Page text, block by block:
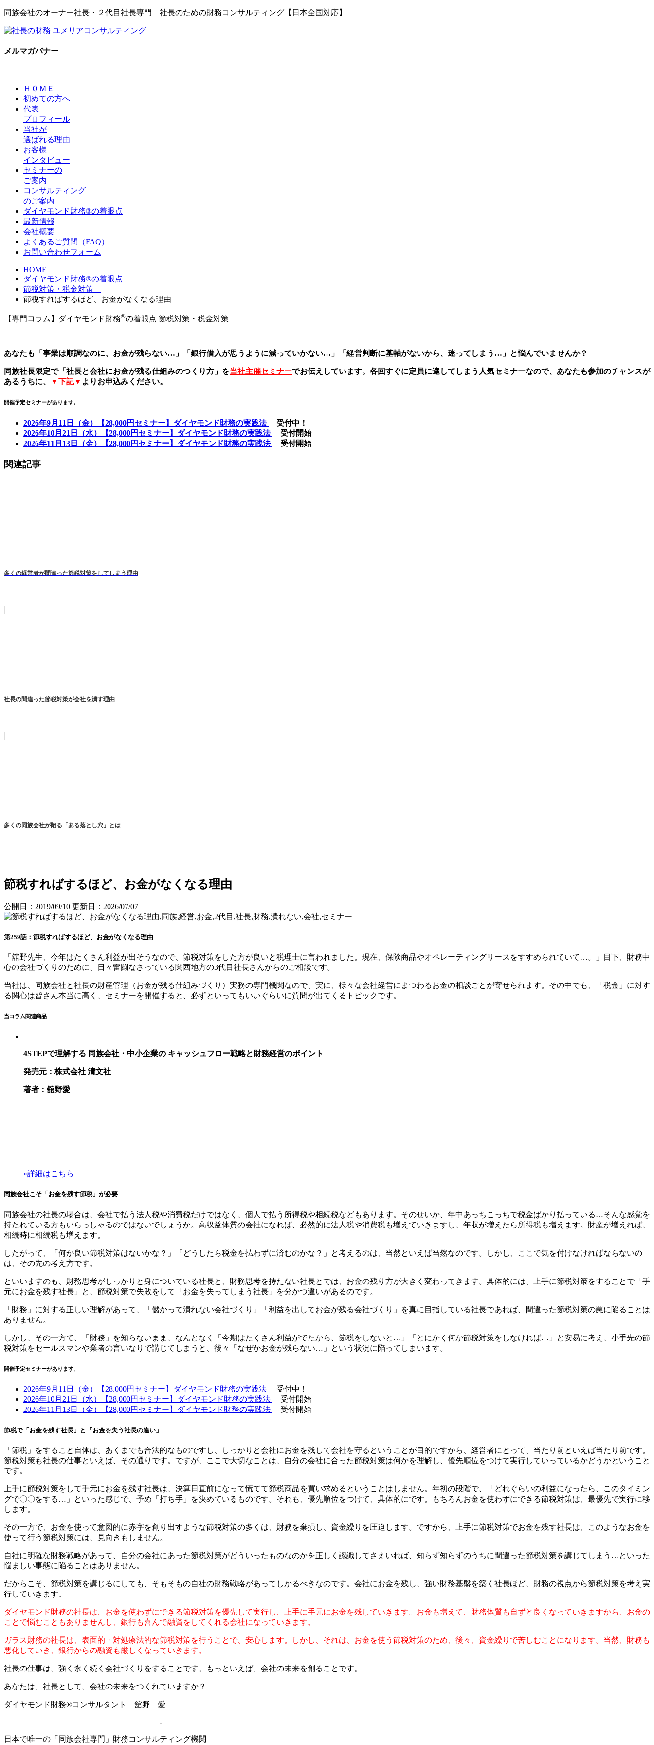
同族会社のオーナー社長・２代目社長専門 社長のための財務コンサルティング【日本全国対応】
メルマガバナー
ＨＯＭＥ
初めての方へ
代表
プロフィール
当社が
選ばれる理由
お客様
インタビュー
セミナーの
ご案内
コンサルティング
のご案内
ダイヤモンド財務®の着眼点
最新情報
会社概要
よくあるご質問（FAQ）
お問い合わせフォーム
HOME
ダイヤモンド財務®の着眼点
節税対策・税金対策
節税すればするほど、お金がなくなる理由
【専門コラム】ダイヤモンド財務®の着眼点 節税対策・税金対策
あなたも「事業は順調なのに、お金が残らない…」「銀行借入が思うように減っていかない…」「経営判断に基軸がないから、迷ってしまう…」と悩んでいませんか？
同族社長限定で「社長と会社にお金が残る仕組みのつくり方」を当社主催セミナーでお伝えしています。各回すぐに定員に達してしまう人気セミナーなので、あなたも参加のチャンスが
あるうちに、
▼下記▼ よりお申込みください。
開催予定セミナーがあります。
2026年9月11日（金）【28,000円セミナー】ダイヤモンド財務の実践法
受付中！
2026年10月21日（水）【28,000円セミナー】ダイヤモンド財務の実践法
受付開始
2026年11月13日（金）【28,000円セミナー】ダイヤモンド財務の実践法
受付開始
関連記事
多くの経営者が間違った節税対策をしてしまう理由
社長の間違った節税対策が会社を潰す理由
多くの同族会社が陥る「ある落とし穴」とは
節税すればするほど、お金がなくなる理由
公開日：2019/09/10 更新日：2026/07/07
第259話： 節税すればするほど、お金がなくなる理由
「舘野先生、 今年はたくさん利益が出そうなので、節税対策をした方が良いと税理士に言われました。現在、 保険商品やオペレーティングリースをすすめられていて…。」目下、財務中
心の会社づくりのために、日々奮闘なさっている関西地方の3代目社長さんからのご相談です。
当社は、同族会社と社長の財産管理（お金が残る仕組みづくり）実務の専門機関なので、実に、様々な会社経営にまつわるお金の相談ごとが寄せられます。その中でも、「税金」に対す
る関心は皆さん本当に高く、セミナーを開催すると
、必ずといってもいいぐらいに質問が出てくる トピックです。
当コラム関連商品
4STEPで理解する 同族会社・中小企業の キャッシュフロー戦略と財務経営のポイント
発売元：株式会社 清文社
著者：舘野愛
»詳細はこちら
同族会社こそ「 お金を残す節税」が必要
同族会社の社長の場合は、会社で払う法人税や消費税だけではなく、個人で払う所得税や相続税などもあります。そのせいか、 年中あっちこっちで税金ばかり払っている…そんな感覚を
持たれている方もいらっしゃるのではないでしょうか。 高収益体質の会社になれば、必然的に法人税や消費税も増えていきますし、年収が増えたら所得税も増えます。財産が増えれば、
相続時に相続税も増えます。
したがって、「何か良い節税対策はないかな？」「どうしたら税金を払わずに済むのかな？」と考えるのは、当然といえば当然なのです。しかし、ここで気を付けなければならないの
は、その先の考え方です。
といいますのも、 財務思考がしっかりと身についている社長と、財務思考を持たない社長とでは、お金の残り方が大きく変わってきます。具体的には、上手に節税対策をすることで「 手
元にお金を残す社長 」 と、節税対策で失敗をして 「 お金を失ってしまう社長 」 を分かつ違いがあるのです。
「財務」に対する正しい理解があって、「儲かって潰れない会社づくり」「利益を出してお金が残る会社づくり」を真に目指している社長であれば、間違った節税対策の罠に陥ることは
ありません。
しかし その一方で、
「財務」を知らないまま、なんとなく「今期はたくさん利益がでたから、節税をしないと…」「とにかく何か節税対策をしなければ…」と安易に考え、小手先の節
税対策をセールスマンや業者の言いなりで講じてしまうと、後々「なぜかお金が残らない…」という状況に陥ってしまいます。
開催予定セミナーがあります。
2026年9月11日（金）【28,000円セミナー】ダイヤモンド財務の実践法
受付中！
2026年10月21日（水）【28,000円セミナー】ダイヤモンド財務の実践法
受付開始
2026年11月13日（金）【28,000円セミナー】ダイヤモンド財務の実践法
受付開始
節税で「お金を残す社長」と「お金を失う社長の違い」
「節税」をすること自体は、あくまでも合法的なものですし、しっかりと会社にお金を残して会社を守るということが目的ですから、経営者にとって、当たり前といえば当たり前です。
節税対策も社長の仕事といえば、その通りです。ですが、ここで大切なことは、自分の会社に合った節税対策は何かを理解し、優先順位をつけて実行していっているかどうかということ
です。
上手に節税対策をして手元にお金を残す社長は、決算日直前になって慌てて節税商品を買い求めるということはしません。年初の段階で、「どれぐらいの利益になったら、このタイミン
グで〇〇をする…」といった感じで、予め「打ち手」を決めているものです。それも、優先順位をつけて、具体的にです。もちろんお金を使わずにできる節税対策は、最優先で実行に移
します。
その一方で、お金を使って意図的に赤字を創り出すような節税対策の多くは、財務を棄損し、資金繰りを圧迫します。ですから、上手に節税対策でお金を残す社長は、このようなお金を
使って行う節税対策には、見向きもしません。
自社に明確な財務戦略があって、自分の会社にあった節税対策がどういったものなのかを正しく認識してさえいれば、知らず知らずのうちに間違った節税対策を講じてしまう…といった
悩ましい事態に陥ることはありません。
だからこそ、節税対策を講じるにしても、そもそもの自社の財務戦略があってしかるべきなのです。会社にお金を残し、強い財務基盤を築く社長ほど、財務の視点から節税対策を考え実
行していきます。
ダイヤモンド財務の社長は、お金を使わずにできる節税対策を優先して実行し、上手に手元にお金を残していきます。お金も増えて、財務体質も自ずと良くなっていきますから、お金の
ことで悩むこともありませんし、銀行も喜んで融資をしてくれる会社になっていきます。
ガラス財務の社長は、表面的・対処療法的な節税対策を行うことで、安心します。しかし、それは、お金を使う節税対策のため、後々、資金繰りで苦しむことになります。当然、財務も
悪化していき、銀行からの融資も厳しくなっていきます。
社長の仕事は、 強く永く続く会社づくりをすることです。もっといえば、 会社の未来を創ることです。
あなたは、社長として 会社の未来をつくれていますか ？
ダイヤモンド財務®コンサルタント 舘野 愛
————————————————————-
日本で唯一の「同族会社専門」財務コンサルティング機関